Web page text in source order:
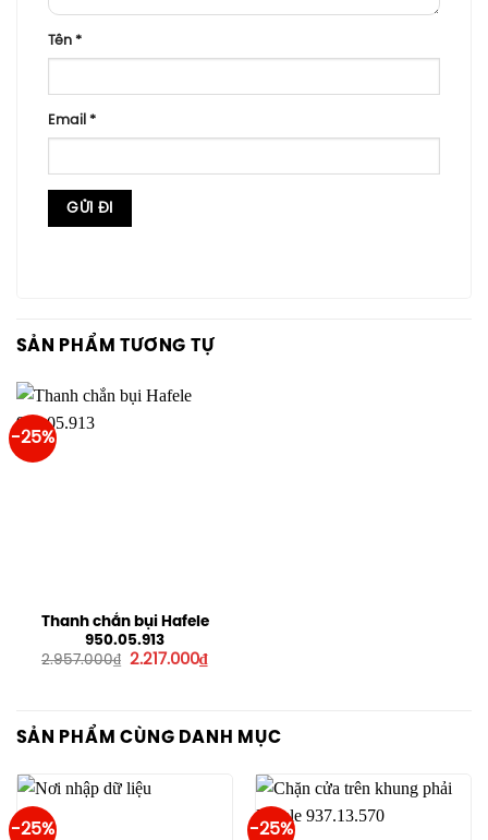
Tên *
Email *
SẢN PHẨM TƯƠNG TỰ
-25%
Thanh chắn bụi Hafele
950.05.913
2.957.000₫
Giá
2.217.000₫Giá
SẢN PHẨM CÙNG DANH MỤC
-25% -25%